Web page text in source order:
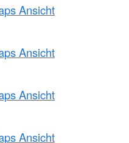
Ansicht
Ansicht
Ansicht
Ansicht